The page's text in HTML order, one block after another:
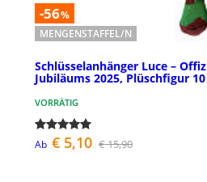
-56%
MENGENSTAFFEL/N
Schlüsselanhänger Luce –
Jubiläums 2025, Plüschfigur
VORRÄTIG
Ab € 5,10 € 15,90